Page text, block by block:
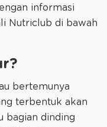
informasi
Nutriclub di bawah
bertemunya
terbentuk akan
bagian dinding